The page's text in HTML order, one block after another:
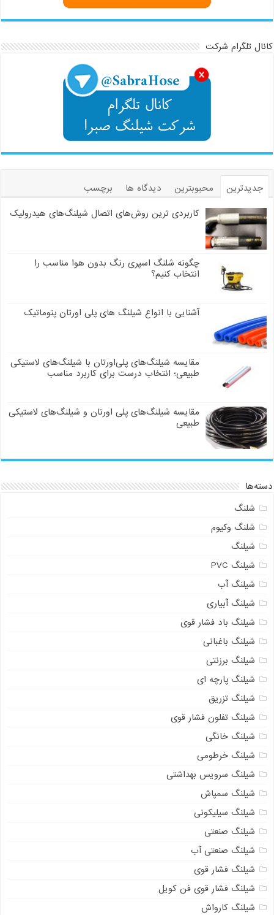
کانال تلگرام شرکت
جدیدترین محبوبترین دیدگاه ها
برچسب
کاربردی ترین روش‌های اتصال شیلنگ‌های هیدرولیک
چگونه شلنگ اسپری رنگ بدون هوا مناسب را
انتخاب کنیم؟
آشنایی با انواع شیلنگ های پلی اورتان پنوماتیک
مقایسه شیلنگ‌های پلی‌اورتان با شیلنگ‌های لاستیکی
طبیعی؛ انتخاب درست برای کاربرد مناسب
مقایسه شیلنگ‌های پلی اورتان و شیلنگ‌های لاستیکی
طبیعی
دسته‌ها
شلنگ
شلنگ وکیوم
شیلنگ
شیلنگ PVC
شیلنگ آب
شیلنگ آبیاری
شیلنگ باد فشار قوی
شیلنگ باغبانی
شیلنگ برزنتی
شیلنگ پارچه‌ ای
شیلنگ تزریق
شیلنگ تفلون فشار قوی
شیلنگ خانگی
شیلنگ خرطومی
شیلنگ سرویس بهداشتی
شیلنگ سمپاش
شیلنگ سیلیکونی
شیلنگ صنعتی
شیلنگ صنعتی آب
شیلنگ فشار قوی
شیلنگ فشار قوی فن کویل
شیلنگ کارواش